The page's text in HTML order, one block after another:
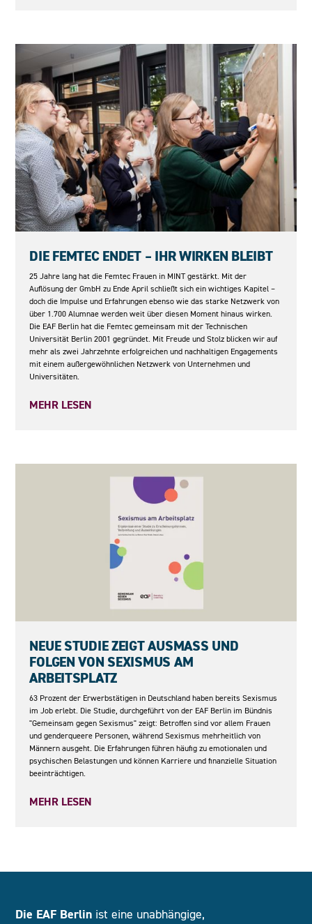
DIE FEMTEC ENDET – IHR WIRKEN BLEIBT
25 Jahre lang hat die Femtec Frauen in MINT gestärkt. Mit der
Auflösung der GmbH zu Ende April schließt sich ein wichtiges Kapitel –
doch die Impulse und Erfahrungen ebenso wie das starke Netzwerk von
über 1.700 Alumnae werden weit über diesen Moment hinaus wirken.
Die EAF Berlin hat die Femtec gemeinsam mit der Technischen
Universität Berlin 2001 gegründet. Mit Freude und Stolz blicken wir auf
mehr als zwei Jahrzehnte erfolgreichen und nachhaltigen Engagements
mit einem außergewöhnlichen Netzwerk von Unternehmen und
Universitäten.
MEHR LESEN
NEUE STUDIE ZEIGT AUSMASS UND F
OLGEN VON SEXISMUS AM A
RBEITSPLATZ
63 Prozent der Erwerbstätigen in Deutschland haben bereits Sexismus
im Job erlebt. Die Studie, durchgeführt von der EAF Berlin im Bündnis
"Gemeinsam gegen Sexismus" zeigt: Betroffen sind vor allem Frauen
und genderqueere Personen, während Sexismus mehrheitlich von
Männern ausgeht. Die Erfahrungen führen häufig zu emotionalen und
psychischen Belastungen und können Karriere und finanzielle Situation
beeinträchtigen.
MEHR LESEN
Die EAF Berlin ist eine unabhängige,